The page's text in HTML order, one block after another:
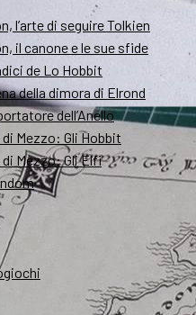
l’arte di seguire Tolkien
il canone e le sue sfide
de Lo Hobbit
della dimora di Elrond
dell’Anello
Mezzo: Gli Hobbit
Mezzo: Gli Elfi